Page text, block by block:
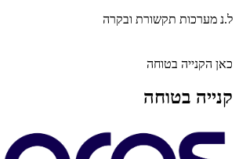
ל.נ מערכות תקשורת ובקרה
כאן הקנייה בטוחה
קנייה בטוחה